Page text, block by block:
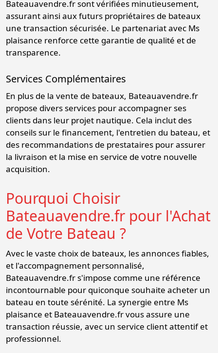
Bateauavendre.fr sont vérifiées minutieusement,
assurant ainsi aux futurs propriétaires de bateaux
une transaction sécurisée. Le partenariat avec Ms
plaisance renforce cette garantie de qualité et de
transparence.
Services Complémentaires
En plus de la vente de bateaux, Bateauavendre.fr
propose divers services pour accompagner ses
clients dans leur projet nautique. Cela inclut des
conseils sur le financement, l'entretien du bateau, et
des recommandations de prestataires pour assurer
la livraison et la mise en service de votre nouvelle
acquisition.
Pourquoi Choisir
Bateauavendre.fr pour l'Achat
de Votre Bateau ?
Avec le vaste choix de bateaux, les annonces fiables,
et l'accompagnement personnalisé,
Bateauavendre.fr s'impose comme une référence
incontournable pour quiconque souhaite acheter un
bateau en toute sérénité. La synergie entre Ms
plaisance et Bateauavendre.fr vous assure une
transaction réussie, avec un service client attentif et
professionnel.